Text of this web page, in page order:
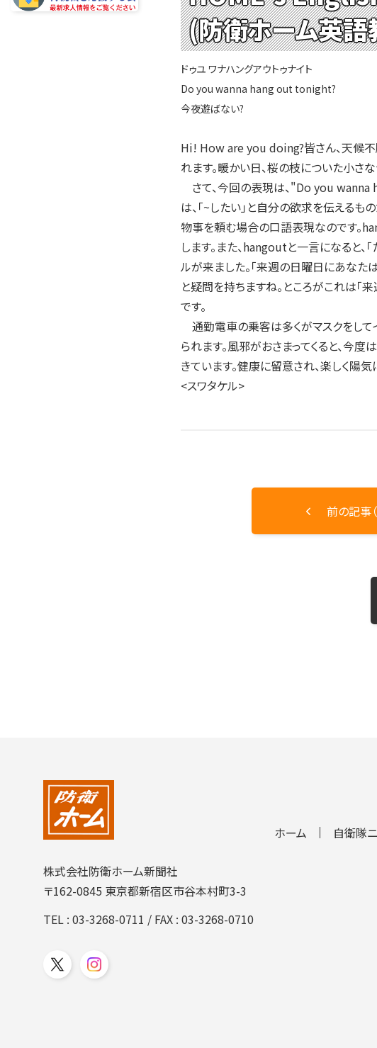
2008年
(防衛ホーム英
ドゥユ ワナハングアウトゥナイト
Do you wanna hang out tonight?
今夜遊ばない?
Hi! How are you doing?皆さん、天候不
れます。暖かい日、桜の枝についた小さ
さて、今回の表現は、"Do you wanna
は、「~したい」と自分の欲求を伝える
物事を頼む場合の口語表現なのです。
します。また、hangoutと一言になると
ルが来ました。「来週の日曜日にあなた
と疑問を持ちますね。ところがこれは「
です。
通勤電車の乗客は多くがマスクをして
られます。風邪がおさまってくると、今
きています。健康に留意され、楽しく陽
<スワタケル>
前の記事
株式会社防衛ホーム新聞社
〒162-0845 東京都新宿区市谷本村町3-3
TEL :03-3268-0711 / FAX : 03-3268-0710
ホーム 自衛隊